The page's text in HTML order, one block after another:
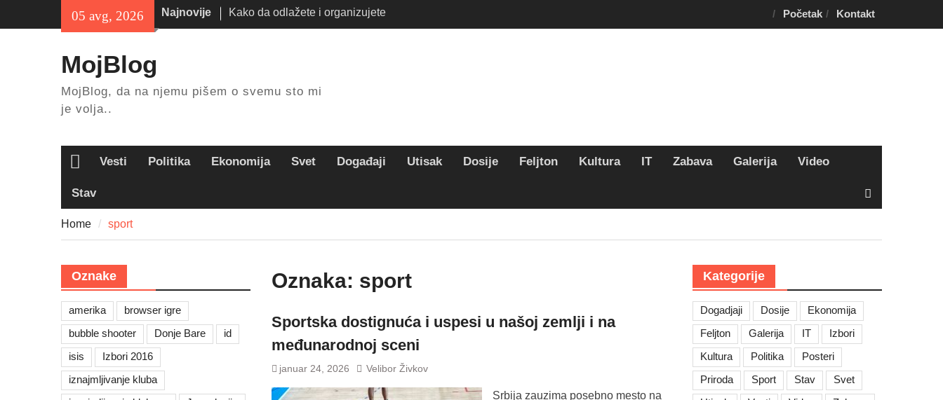
05 avg, 2026 Najnovije
Kako da odlažete i organizujete
stvari kod kuće?
odmor?
Početak Kontakt
MojBlog
MojBlog, da na njemu pišem o svemu sto mi
je volja..
HomeVesti Politika Ekonomija Svet Događaji Utisak Dosije Feljton Kultura IT Zabava Galerija Video
Stav
Home sport
Oznaka: sport
Sportska dostignuća i uspesi u našoj zemlji i na
međunarodnoj sceni
januar 24, 2026 Velibor Živkov
Srbija zauzima posebno mesto na
Kategorije
Dogadjaji Dosije
Ekonomija
Feljton
Galerija IT
Izbori
Kultura
Politika
Posteri
Priroda
Sport Stav
Svet
Oznake
amerika
browser igre
bubble shooter
Donje Bare
id
isis
Izbori 2016
iznajmljivanje kluba